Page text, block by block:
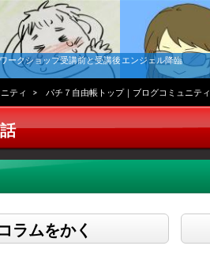
ワークショップ受講前と受講後 エンジェル降臨
ティ パチ７自由帳トップ｜ブログコミュニティ
コラムをかく